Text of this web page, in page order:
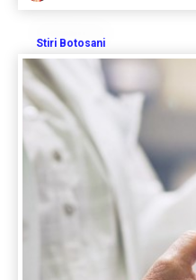
Stiri Botosani